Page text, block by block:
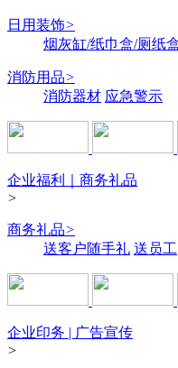
日用装饰>
烟灰缸/纸巾盒/厕纸
消防用品>
消防器材 应急警示
企业福利｜商务礼品
>
商务礼品>
送客户随手礼 送员工
企业印务 | 广告宣传
>